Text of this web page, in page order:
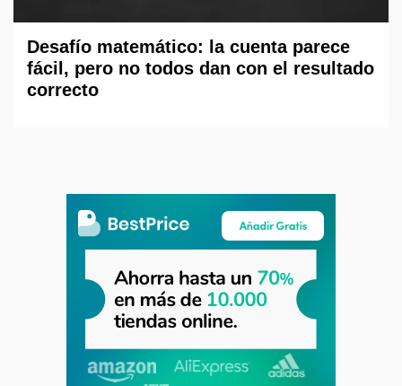
Desafío matemático: la cuenta parece
fácil, pero no todos dan con el resultado
correcto